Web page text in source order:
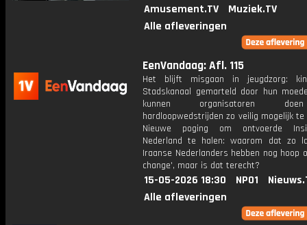
Amusement.TV
Muziek.TV
Alle afleveringen
EenVandaag: Afl. 115
Het blijft misgaan in jeugdzorg:
Stadskanaal gemarteld door hun
kunnen organisatoren
hardloopwedstrijden zo veilig mogelijk te
Nieuwe poging om ontvoerde
Nederland te halen: waarom dat zo
Iraanse Nederlanders hebben nog hoop
change', maar is dat terecht?
15-05-2026 18:30 NPO1
Alle afleveringen